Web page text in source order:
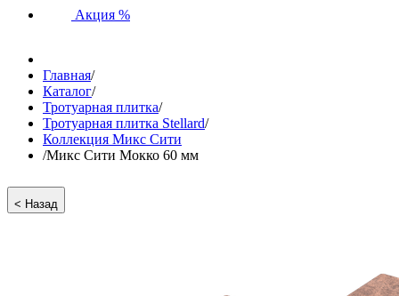
Акция %
Главная/
Каталог/
Тротуарная плитка/
Тротуарная плитка Stellard/
Коллекция Микс Сити
/Микс Сити Мокко 60 мм